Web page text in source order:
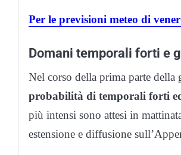
Per le previsioni meteo di
Domani temporali forti e
Nel corso della prima parte
probabilità di temporali forti
più intensi sono attesi in
estensione e diffusione